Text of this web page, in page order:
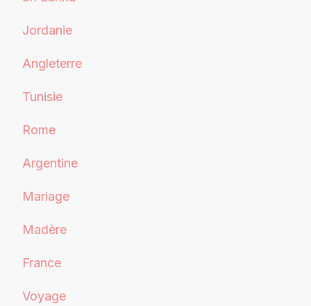
Jordanie
Angleterre
Tunisie
Rome
Argentine
Mariage
Madère
France
Voyage